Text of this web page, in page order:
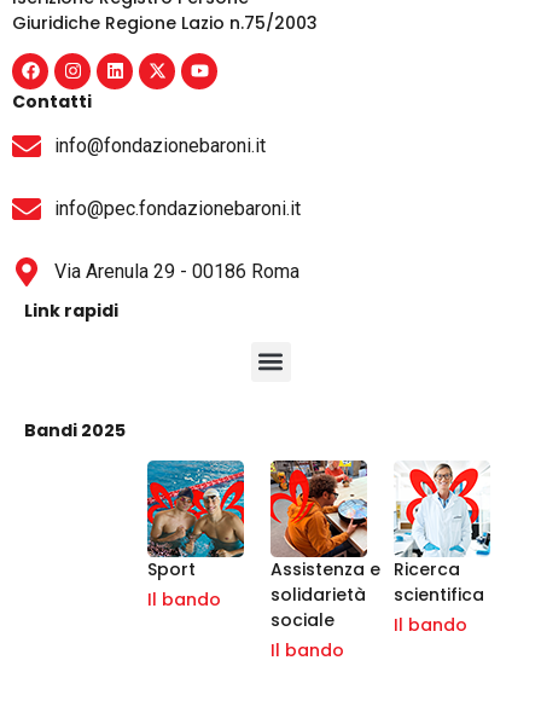
Giuridiche Regione Lazio n.75/2003
Contatti
info@fondazionebaroni.it
info@pec.fondazionebaroni.it
Via Arenula 29 - 00186 Roma
Link rapidi
Bandi 2025
Sport
Il bando
Assistenza e
solidarietà
sociale
Il bando
Ricerca
scientifica
Il bando